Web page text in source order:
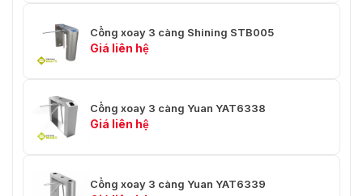
Cổng xoay 3 càng Shining STB005
Giá liên hệ
Cổng xoay 3 càng Yuan YAT6338
Giá liên hệ
Cổng xoay 3 càng Yuan YAT6339